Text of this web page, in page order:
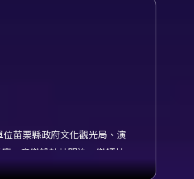
苗栗縣政府文化觀光局、演
、音樂設計林明治、樂師林
樂師王雅葶、樂師張惟筑、